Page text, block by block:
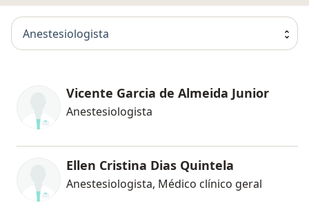
Anestesiologista
Vicente Garcia de Almeida Junior
Anestesiologista
Ellen Cristina Dias Quintela
Anestesiologista, Médico clínico geral